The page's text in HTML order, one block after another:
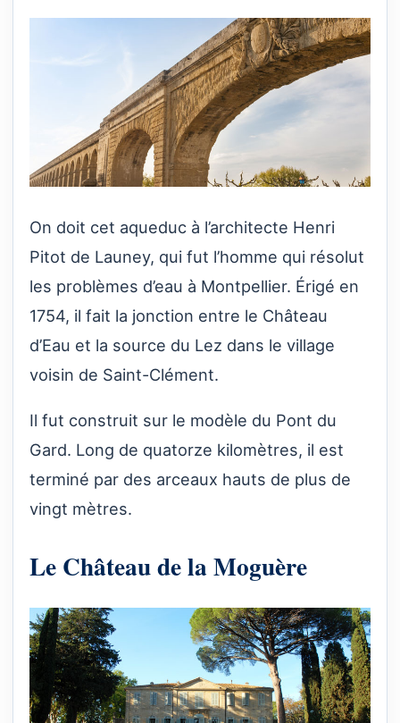
On doit cet aqueduc à l’architecte Henri
Pitot de Launey, qui fut l’homme qui résolut
les problèmes d’eau à Montpellier. Érigé en
1754, il fait la jonction entre le Château
d’Eau et la source du Lez dans le village
voisin de Saint-Clément.
Il fut construit sur le modèle du Pont du
Gard. Long de quatorze kilomètres, il est
terminé par des arceaux hauts de plus de
vingt mètres.
Le Château de la Moguère